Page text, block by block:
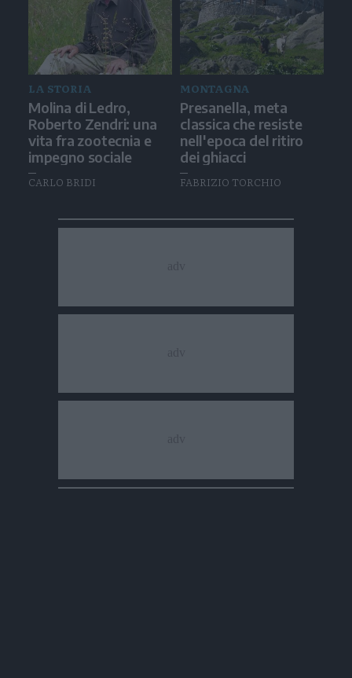
LA STORIA
Molina di Ledro,
Roberto Zendri: una
vita fra zootecnia e
impegno sociale
CARLO BRIDI
MONTAGNA
Presanella, meta
classica che resiste
nell'epoca del ritiro
dei ghiacci
FABRIZIO TORCHIO